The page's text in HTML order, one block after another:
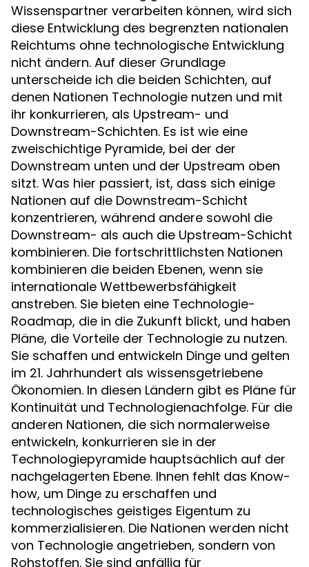
Wissenspartner verarbeiten können, wird sich
diese Entwicklung des begrenzten nationalen
Reichtums ohne technologische Entwicklung
nicht ändern. Auf dieser Grundlage
unterscheide ich die beiden Schichten, auf
denen Nationen Technologie nutzen und mit
ihr konkurrieren, als Upstream- und
Downstream-Schichten. Es ist wie eine
zweischichtige Pyramide, bei der der
Downstream unten und der Upstream oben
sitzt. Was hier passiert, ist, dass sich einige
Nationen auf die Downstream-Schicht
konzentrieren, während andere sowohl die
Downstream- als auch die Upstream-Schicht
kombinieren. Die fortschrittlichsten Nationen
kombinieren die beiden Ebenen, wenn sie
internationale Wettbewerbsfähigkeit
anstreben. Sie bieten eine Technologie-
Roadmap, die in die Zukunft blickt, und haben
Pläne, die Vorteile der Technologie zu nutzen.
Sie schaffen und entwickeln Dinge und gelten
im 21. Jahrhundert als wissensgetriebene
Ökonomien. In diesen Ländern gibt es Pläne für
Kontinuität und Technologienachfolge. Für die
anderen Nationen, die sich normalerweise
entwickeln, konkurrieren sie in der
Technologiepyramide hauptsächlich auf der
nachgelagerten Ebene. Ihnen fehlt das Know-
how, um Dinge zu erschaffen und
technologisches geistiges Eigentum zu
kommerzialisieren. Die Nationen werden nicht
von Technologie angetrieben, sondern von
Rohstoffen. Sie sind anfällig für